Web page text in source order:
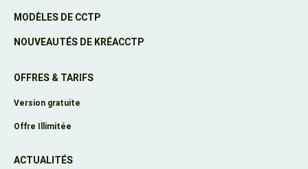
MODÈLES DE CCTP
NOUVEAUTÉS DE KRÉACCTP
OFFRES & TARIFS
Version gratuite
Offre Illimitée
ACTUALITÉS